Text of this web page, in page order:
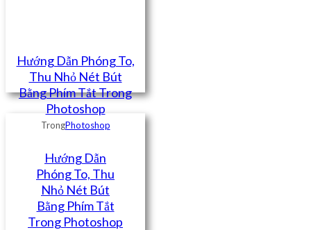
Hướng Dẫn Phóng To,
Thu Nhỏ Nét Bút
Bằng Phím Tắt Trong
Photoshop
TrongPhotoshop
Hướng Dẫn
Phóng To, Thu
Nhỏ Nét Bút
Bằng Phím Tắt
Trong Photoshop